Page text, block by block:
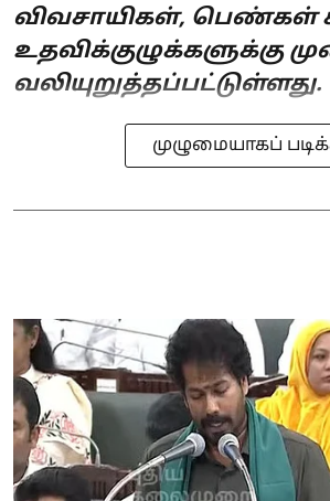
விவசாயிகள், பெண்கள்
உதவிக்குழுக்களுக்கு
வலியுறுத்தப்பட்டுள்ளது.
முழுமையாகப்